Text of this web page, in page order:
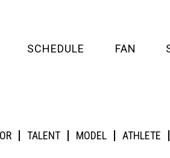
SCHEDULE FAN
MEDIA
TALENT MODEL ATHLETE